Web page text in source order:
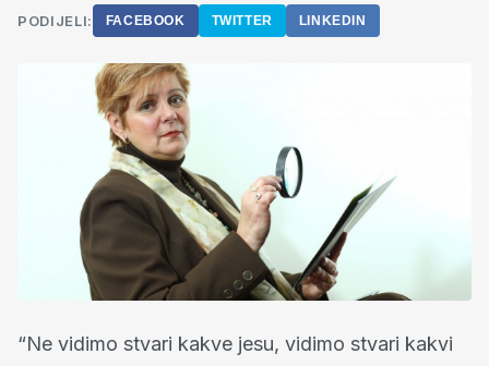
PODIJELI: FACEBOOK TWITTER LINKEDIN
“Ne vidimo stvari kakve jesu, vidimo stvari kakvi